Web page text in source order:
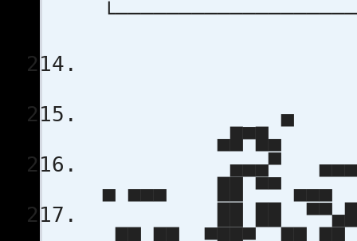
▄
▄▄▄▀ ▄▄▄
▄ ▄▄▄ ██
██ ██ ▀▀▄██